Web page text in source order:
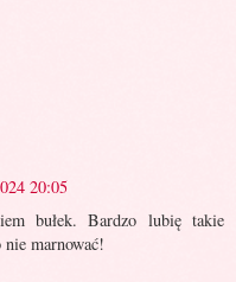
20:05
bułek. Bardzo lubię takie
nie marnować!